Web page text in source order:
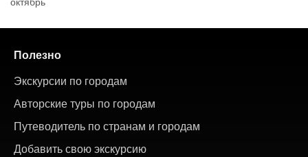
Полезно
Экскурсии по городам
Авторские туры по городам
Путеводитель по странам и городам
Добавить свою экскурсию